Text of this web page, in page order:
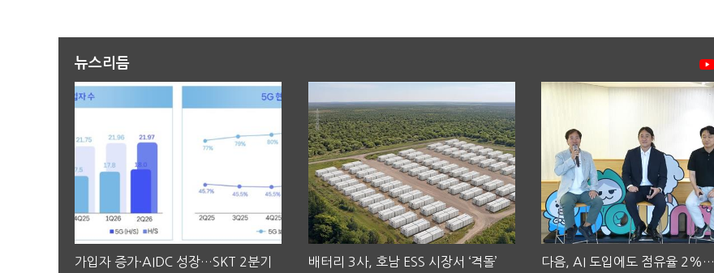
뉴스리듬
가입자 증가·AIDC 성장…SKT 2분기
배터리 3사, 호남 ESS 시장서 ‘격돌’
다음, AI 도입에도 점유율 2%…